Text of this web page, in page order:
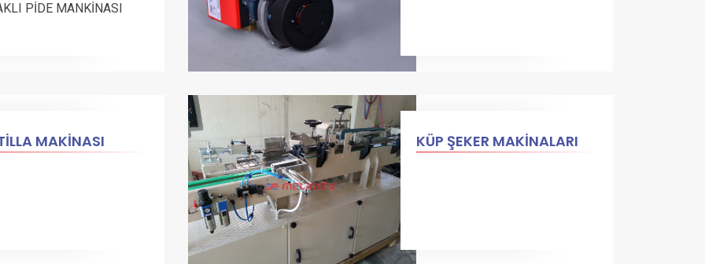
PİDE MANKİNASI
MAKİNASI KÜP ŞEKER MAKİNALARI